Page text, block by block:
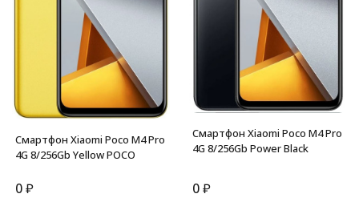
Смартфон Xiaomi Poco M4 Pro
4G 8/256Gb Yellow POCO
0₽
Смартфон Xiaomi Poco M4 Pro
4G 8/256Gb Power Black
0₽